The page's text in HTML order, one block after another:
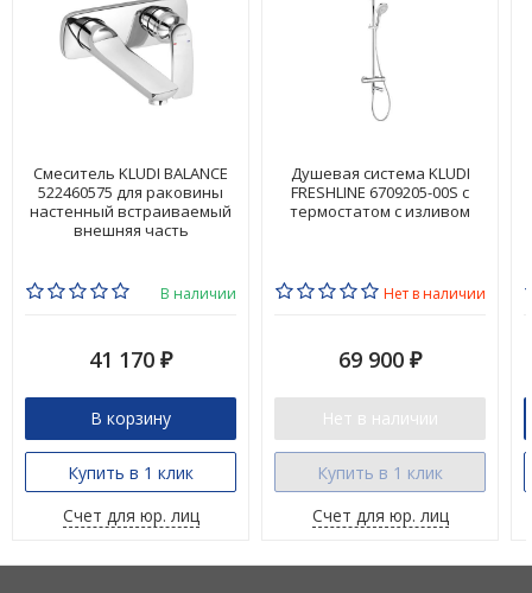
Смеситель KLUDI BALANCE
522460575 для раковины
настенный встраиваемый
внешняя часть
В наличии
41 170 ₽
В корзину
Купить в 1 клик
Счет для юр. лиц
Душевая система KLUDI
FRESHLINE 6709205-00S с
термостатом с изливом
Нет в наличии
69 900 ₽
Нет в наличии
Купить в 1 клик
Счет для юр. лиц